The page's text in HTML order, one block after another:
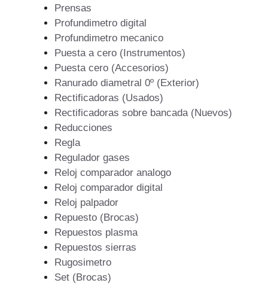
Prensas
Profundimetro digital
Profundimetro mecanico
Puesta a cero (Instrumentos)
Puesta cero (Accesorios)
Ranurado diametral 0º (Exterior)
Rectificadoras (Usados)
Rectificadoras sobre bancada (Nuevos)
Reducciones
Regla
Regulador gases
Reloj comparador analogo
Reloj comparador digital
Reloj palpador
Repuesto (Brocas)
Repuestos plasma
Repuestos sierras
Rugosimetro
Set (Brocas)